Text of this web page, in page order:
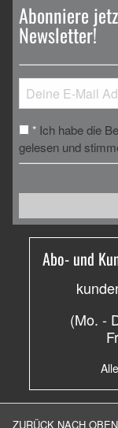
Abonniere
Newsletter!
* Ich habe die
gelesen und
Abo- und
(Mo. -
ZURÜCK NACH OBEN